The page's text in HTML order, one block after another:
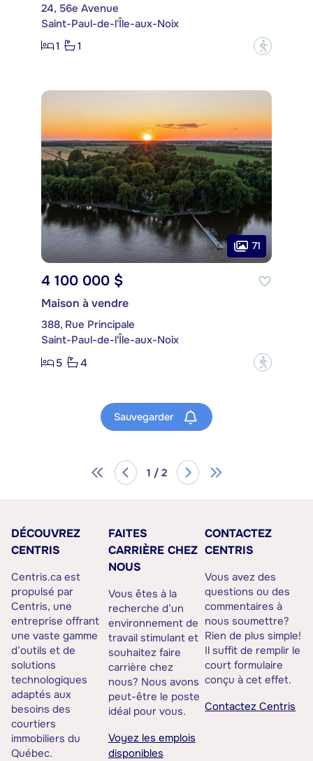
24, 56e Avenue
Saint-Paul-de-l'Île-aux-Noix
1
1 ?
71
4 100 000 $
Maison à vendre
388, Rue Principale
Saint-Paul-de-l'Île-aux-Noix
5
4 ?
Sauvegarder
1 / 2
DÉCOUVREZ
CENTRIS
Centris.ca est
propulsé par
Centris, une
entreprise offrant
une vaste gamme
d’outils et de
solutions
technologiques
adaptés aux
besoins des
courtiers
immobiliers du
Québec.
FAITES
CARRIÈRE CHEZ
NOUS
Vous êtes à la
recherche d’un
environnement de
travail stimulant et
souhaitez faire
carrière chez
nous? Nous avons
peut-être le poste
idéal pour vous.
Voyez les emplois
disponibles
CONTACTEZ
CENTRIS
Vous avez des
questions ou des
commentaires à
nous soumettre?
Rien de plus simple!
Il suffit de remplir le
court formulaire
conçu à cet effet.
Contactez Centris